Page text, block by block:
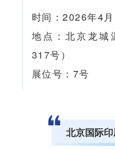
时间：2026年4
地点：北京龙城
317号）
展位号：7号
北京国际